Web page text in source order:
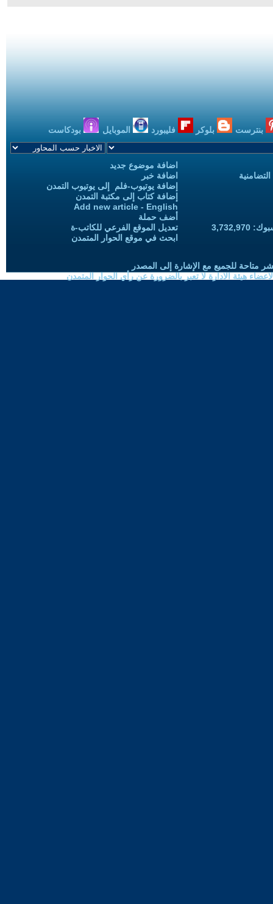
بنترست بلوكر فليبورد الموبايل بودكاست
اضافة موضوع جديد
اضافة خبر
إضافة يوتيوب-فلم إلى يوتيوب التمدن
إضافة كتاب إلى مكتبة التمدن
Add new article - English
أضف حملة
تعديل الموقع الفرعي للكاتب-ة
ابحث في موقع الحوار المتمدن
متاحة للجميع مع الإشارة إلى المصدر
هيئة الادارة لا تعبر بالضرورة عن رأي الحوار المتمدن